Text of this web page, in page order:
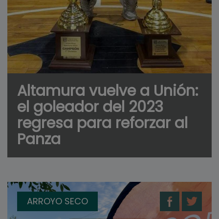
Altamura vuelve a Unión:
el goleador del 2023
regresa para reforzar al
Panza
ARROYO SECO